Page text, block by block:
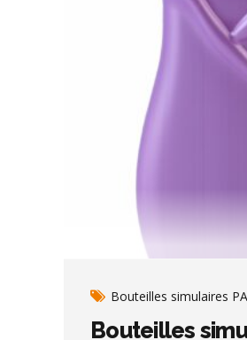
Bouteilles simulaires
Bouteilles